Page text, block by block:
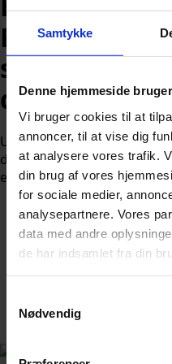
Samtykke
Denne hjemmeside
Vi bruger cookies til at
annoncer, til at vise dig
at analysere vores trafik.
din brug af vores
for sociale medier,
analysepartnere. Vores
data med andre
de har indsamlet fra din
Nødvendig
store
danskernes
Uroen i Mellemøsten
danskere, der har planlagt
eksperter råder til at være
Udgivet: